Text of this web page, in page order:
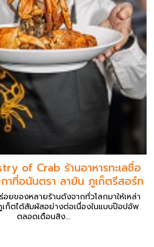
of Crab ร้านอาหารทะเลชื่อ
าที่อนันตรา ลายัน ภูเก็ตรีสอร์ท
ยของหลายร้านดังจากทั่วโลกมาให้เหล่า
เก็ตได้สัมผัสอย่างต่อเนื่องในแบบป๊อปอัพ
ตลอดเดือนสิง...